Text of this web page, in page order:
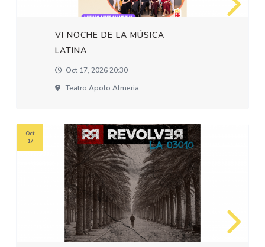
VI NOCHE DE LA MÚSICA
LATINA
Oct 17, 2026 20:30
Teatro Apolo Almeria
Oct
17